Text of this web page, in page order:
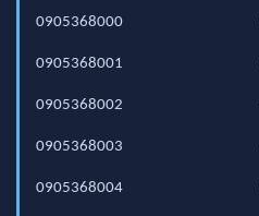
0905368000
0905368001
0905368002
0905368003
0905368004